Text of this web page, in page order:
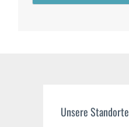
Unsere Standorte